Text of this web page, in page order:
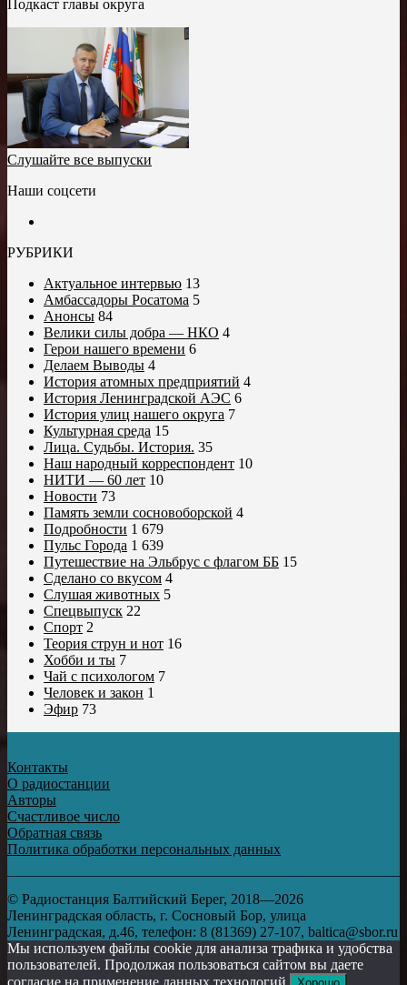
Подкаст главы округа
Слушайте все выпуски
Наши соцсети
РУБРИКИ
Актуальное интервью 13
Амбассадоры Росатома 5
Анонсы 84
Велики силы добра — НКО 4
Герои нашего времени 6
Делаем Выводы 4
История атомных предприятий 4
История Ленинградской АЭС 6
История улиц нашего округа 7
Культурная среда 15
Лица. Судьбы. История. 35
Наш народный корреспондент 10
НИТИ — 60 лет 10
Новости 73
Память земли сосновоборской 4
Подробности 1 679
Пульс Города 1 639
Путешествие на Эльбрус с флагом ББ 15
Сделано со вкусом 4
Слушая животных 5
Спецвыпуск 22
Спорт 2
Теория струн и нот 16
Хобби и ты 7
Чай с психологом 7
Человек и закон 1
Эфир 73
Контакты
О радиостанции
Авторы
Счастливое число
Обратная связь
Политика обработки персональных данных
© Радиостанция Балтийский Берег, 2018—2026
Ленинградская область, г. Сосновый Бор, улица
Ленинградская, д.46, телефон: 8 (81369) 27-107, baltica@sbor.ru
Мы используем файлы cookie для анализа трафика и удобства
пользователей. Продолжая пользоваться сайтом вы даете